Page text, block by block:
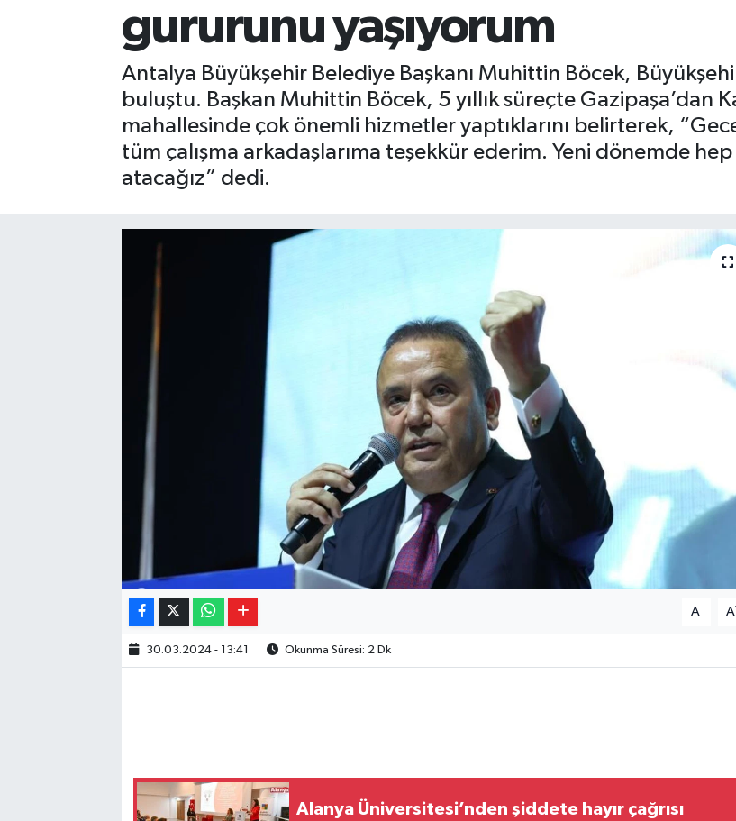
gururunu yaşıyorum
Antalya Büyükşehir Belediye Başkanı Muhittin Böcek,
buluştu. Başkan Muhittin Böcek, 5 yıllık süreçte Gazipaşa’dan
mahallesinde çok önemli hizmetler yaptıklarını belirterek,
tüm çalışma arkadaşlarıma teşekkür ederim. Yeni dönemde
atacağız” dedi.
A- A
30.03.2024 - 13:41 Okunma Süresi: 2 Dk
Alanya Üniversitesi’nden şiddete hayır çağrısı
Gizlilik İlkeleri - Privacy Policy